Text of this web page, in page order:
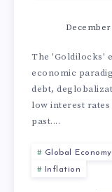
December
The 'Goldilocks'
economic
debt,
low interest
past....
Global Economy
Inflation